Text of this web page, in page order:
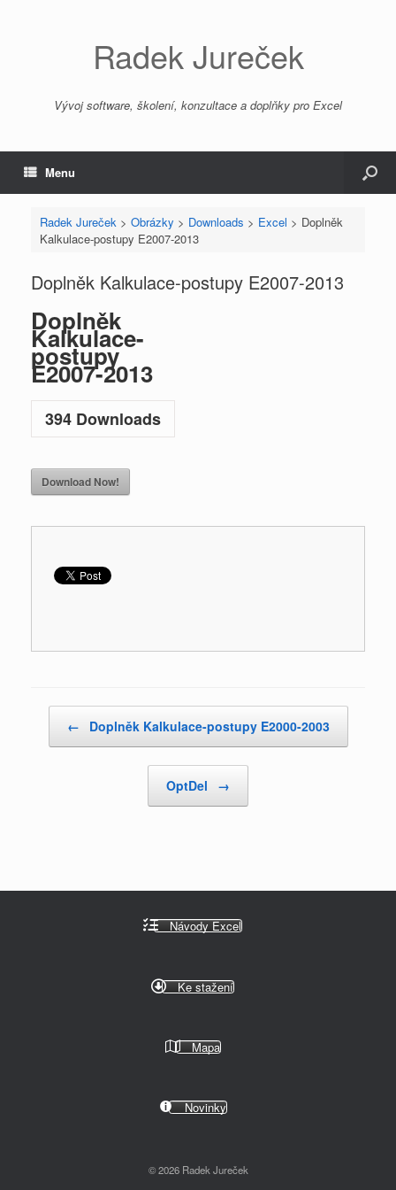
Radek Jureček
Vývoj software, školení, konzultace a doplňky pro Excel
Menu
Radek Jureček > Obrázky > Downloads > Excel > Doplněk
Kalkulace-postupy E2007-2013
Doplněk Kalkulace-postupy E2007-2013
Doplněk
Kalkulace-
postupy
E2007-2013
394 Downloads
Download Now!
← Doplněk Kalkulace-postupy E2000-2003
OptDel →
Návody Excel
Ke stažení
Mapa
Novinky
© 2026 Radek Jureček